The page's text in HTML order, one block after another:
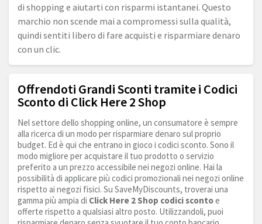
di shopping e aiutarti con risparmi istantanei. Questo
marchio non scende mai a compromessi sulla qualità,
quindi sentiti libero di fare acquisti e risparmiare denaro
con un clic.
Offrendoti Grandi Sconti tramite i Codici
Sconto di Click Here 2 Shop
Nel settore dello shopping online, un consumatore è sempre
alla ricerca di un modo per risparmiare denaro sul proprio
budget. Ed è qui che entrano in gioco i codici sconto. Sono il
modo migliore per acquistare il tuo prodotto o servizio
preferito a un prezzo accessibile nei negozi online. Hai la
possibilità di applicare più codici promozionali nei negozi online
rispetto ai negozi fisici. Su SaveMyDiscounts, troverai una
gamma più ampia di Click Here 2 Shop codici scontoe
offerte rispetto a qualsiasi altro posto. Utilizzandoli, puoi